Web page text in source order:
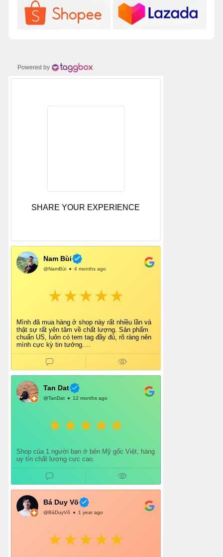
Powered by
SHARE YOUR EXPERIENCE
Nam Bùi
@NamBùi 4 months ago
Mình đã mua hàng ở shop này rất nhiều lần và
thật sự rất yên tâm về chất lượng. Sản phẩm
chuẩn US, luôn có tem tag đầy đủ, rõ ràng nên
mình cực kỳ tin tưởng.
Shop tư vấn nhiệt tình, giao hàng nhanh, đóng
gói cẩn thận. Mỗi lần mua đều cảm thấy hài
Chắc chắn mình sẽ tiếp tục ủng hộ shop lâu dài
và giới thiệu thêm cho bạn bè 👍
Tan Dat
@TanDat 12 months ago
Shop của 1 người bạn ở bên Mỹ gốc Việt, hàng
uy tín chất lượng cực cao.
Bá Duy Võ
@BáDuyVõ 1 year ago